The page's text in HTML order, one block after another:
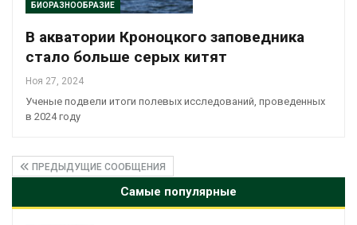
БИОРАЗНООБРАЗИЕ
В акватории Кроноцкого заповедника
стало больше серых китят
Ноя 27, 2024
Ученые подвели итоги полевых исследований, проведенных
в 2024 году
ПРЕДЫДУЩИЕ СООБЩЕНИЯ
Самые популярные